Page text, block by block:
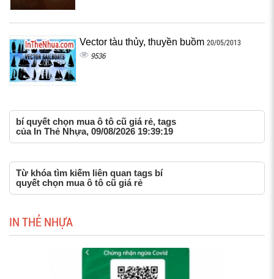
Vector tàu thủy, thuyền buồm 20/05/2013
9536
bí quyết chọn mua ô tô cũ giá rẻ, tags
của In Thẻ Nhựa, 09/08/2026 19:39:19
Từ khóa tìm kiếm liên quan tags bí
quyết chọn mua ô tô cũ giá rẻ
IN THẺ NHỰA